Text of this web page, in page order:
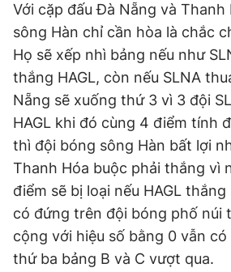
Với cặp đấu Đà Nẵng và
sông Hàn chỉ cần hòa là chắc
Họ sẽ xếp nhì bảng nếu như
thắng HAGL, còn nếu SLNA
Nẵng sẽ xuống thứ 3 vì 3 đội
HAGL khi đó cùng 4 điểm tính
thì đội bóng sông Hàn bất lợi
Thanh Hóa buộc phải thắng vì
điểm sẽ bị loại nếu HAGL
có đứng trên đội bóng phố núi
cộng với hiệu số bằng 0 vẫn
thứ ba bảng B và C vượt qua.